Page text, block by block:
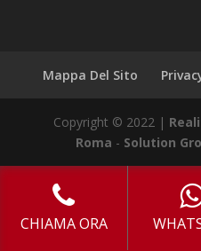
Mappa Del Sito
Copyright © 2022 |
Roma - Solution
CHIAMA ORA